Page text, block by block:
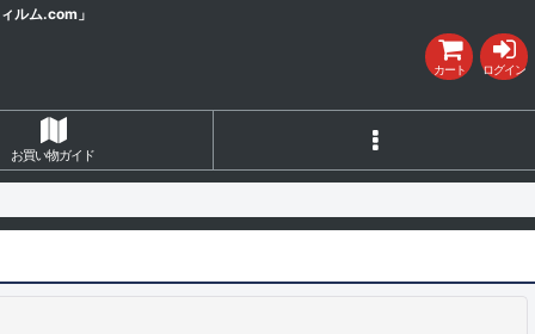
ルム.com」
カート ログイン
お買い物ガイド